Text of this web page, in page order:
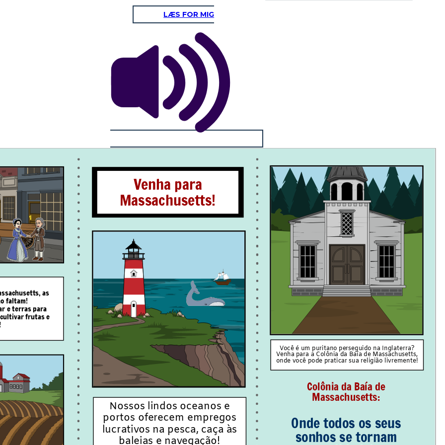
LÆS FOR MIG
Colônia da Baía de
Massachusetts:
Onde todos os seus
sonhos se tornam
Venha para
Massachusetts!
as
faltam!
e terras para
frutas e
Você é um puritano perseguido na Inglaterra?
Venha para a Colônia da Baía de Massachusetts,
onde você pode praticar sua religião livremente!
Nossos lindos oceanos e
portos oferecem empregos
lucrativos na pesca, caça às
baleias e navegação!